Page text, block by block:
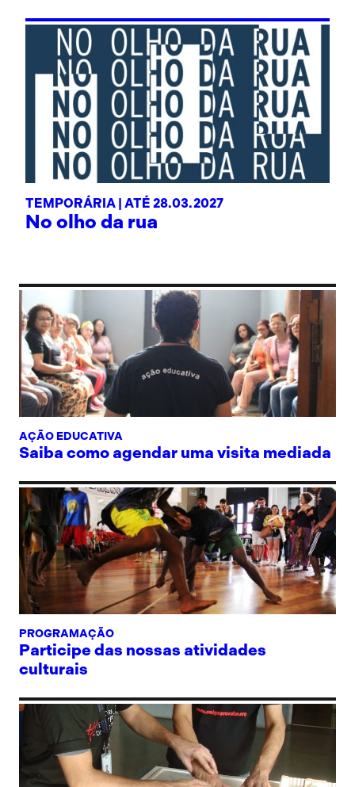
TEMPORÁRIA | ATÉ 28.03.2027
No olho da rua
AÇÃO EDUCATIVA
Saiba como agendar uma visita mediada
PROGRAMAÇÃO
Participe das nossas atividades
culturais